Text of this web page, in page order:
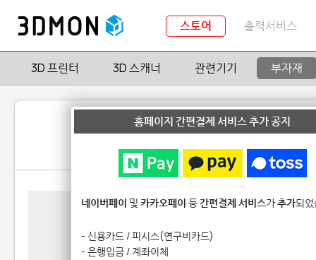
스토어 출력서비스
3D 프린터 3D 스캐너 관련기기 부자재
홈페이지 간편결제 서비스 추가 공지
네이버페이 및 카카오페이 등간편결제 서비스가추가되
- 신용카드 / 피시스(연구비카드)
- 은행입금 / 계좌이체